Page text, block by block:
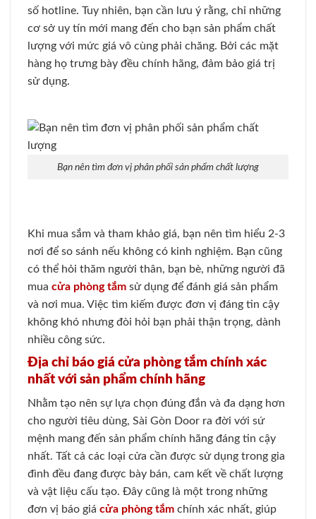
số hotline. Tuy nhiên, bạn cần lưu ý rằng, chỉ những
cơ sở uy tín mới mang đến cho bạn sản phẩm chất
lượng với mức giá vô cùng phải chăng. Bởi các mặt
hàng họ trưng bày đều chính hãng, đảm bảo giá trị
sử dụng.
Bạn nên tìm đơn vị phân phối sản phẩm chất lượng
Khi mua sắm và tham khảo giá, bạn nên tìm hiểu 2-3
nơi để so sánh nếu không có kinh nghiệm. Bạn cũng
có thể hỏi thăm người thân, bạn bè, những người đã
mua cửa phòng tắm sử dụng để đánh giá sản phẩm
và nơi mua. Việc tìm kiếm được đơn vị đáng tin cậy
không khó nhưng đòi hỏi bạn phải thận trọng, dành
nhiều công sức.
Địa chỉ báo giá cửa phòng tắm chính xác
nhất với sản phẩm chính hãng
Nhằm tạo nên sự lựa chọn đúng đắn và đa dạng hơn
cho người tiêu dùng, Sài Gòn Door ra đời với sứ
mệnh mang đến sản phẩm chính hãng đáng tin cậy
nhất. Tất cả các loại cửa cần được sử dụng trong gia
đình đều đang được bày bán, cam kết về chất lượng
và vật liệu cấu tạo. Đây cũng là một trong những
đơn vị báo giá cửa phòng tắm chính xác nhất, giúp